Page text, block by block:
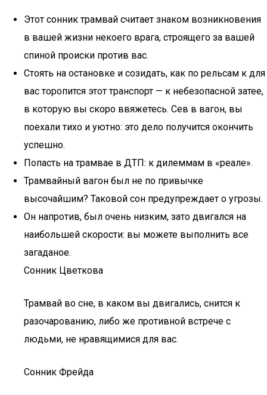
Этот сонник трамвай считает знаком возникновения
в вашей жизни некоего врага, строящего за вашей
спиной происки против вас.
Стоять на остановке и созидать, как по рельсам к для
вас торопится этот транспорт — к небезопасной затее,
в которую вы скоро ввяжетесь. Сев в вагон, вы
поехали тихо и уютно: это дело получится окончить
успешно.
Попасть на трамвае в ДТП: к дилеммам в «реале».
Трамвайный вагон был не по привычке
высочайшим? Таковой сон предупреждает о угрозы.
Он напротив, был очень низким, зато двигался на
наибольшей скорости: вы можете выполнить все
загаданое.
Сонник Цветкова
Трамвай во сне, в каком вы двигались, снится к
разочарованию, либо же противной встрече с
людьми, не нравящимися для вас.
Сонник Фрейда